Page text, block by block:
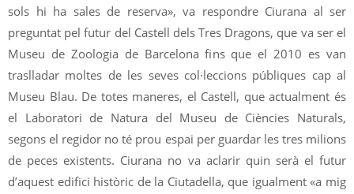
sols hi ha sales de reserva», va respondre Ciurana al ser
preguntat pel futur del Castell dels Tres Dragons, que va ser el
Museu de Zoologia de Barcelona fins que el 2010 es van
traslladar moltes de les seves col·leccions públiques cap al
Museu Blau. De totes maneres, el Castell, que actualment és
el Laboratori de Natura del Museu de Ciències Naturals,
segons el regidor no té prou espai per guardar les tres milions
de peces existents. Ciurana no va aclarir quin serà el futur
d’aquest edifici històric de la Ciutadella, que igualment «a mig